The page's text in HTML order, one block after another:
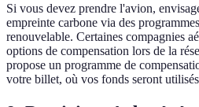
Si vous devez prendre l'avion,
empreinte carbone via des
renouvelable. Certaines compagnies
options de compensation lors de la
propose un programme de
votre billet, où vos fonds seront